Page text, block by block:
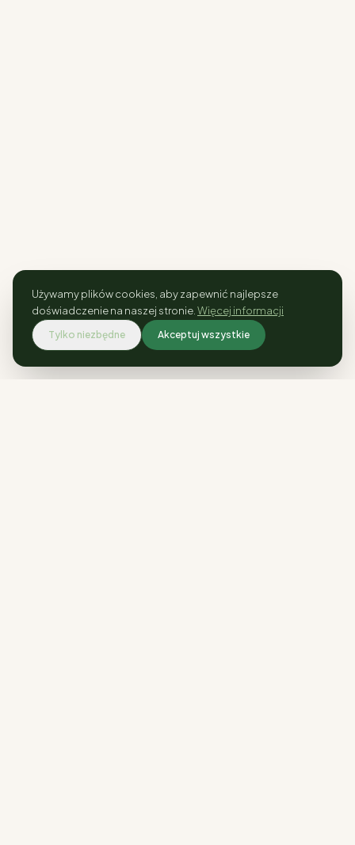
Używamy plików cookies, aby zapewnić najlepsze
doświadczenie na naszej stronie. Więcej informacji
Tylko niezbędne Akceptuj wszystkie